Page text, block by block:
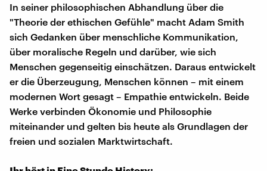
In seiner philosophischen Abhandlung über die
"Theorie der ethischen Gefühle" macht Adam Smith
sich Gedanken über menschliche Kommunikation,
über moralische Regeln und darüber, wie sich
Menschen gegenseitig einschätzen. Daraus entwickelt
er die Überzeugung, Menschen können – mit einem
modernen Wort gesagt – Empathie entwickeln. Beide
Werke verbinden Ökonomie und Philosophie
miteinander und gelten bis heute als Grundlagen der
freien und sozialen Marktwirtschaft.